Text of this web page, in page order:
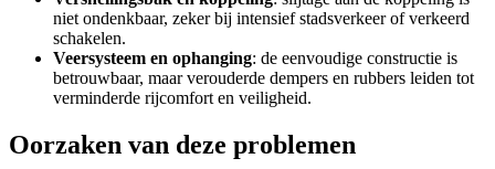
niet ondenkbaar, zeker bij intensief stadsverkeer of verkeerd
schakelen.
Veersysteem en ophanging: de eenvoudige constructie is
betrouwbaar, maar verouderde dempers en rubbers leiden tot
verminderde rijcomfort en veiligheid.
Oorzaken van deze problemen